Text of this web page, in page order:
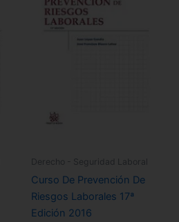
Derecho - Seguridad Laboral
Curso De Prevención De
Riesgos Laborales 17ª
Edición 2016